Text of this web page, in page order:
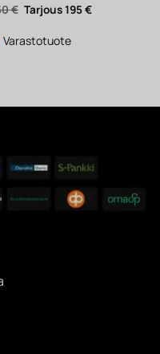
€ Alkuperäinen
hinta
250 €.
195€Nykyinen
Varastotuote